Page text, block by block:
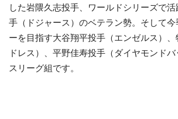
した岩隈久志投手、ワールドシリーズで
手（ドジャース）のベテラン勢。そして今
ーを目指す大谷翔平投手（エンゼルス）
ドレス）、平野佳寿投手（ダイヤモンド
スリーグ組です。